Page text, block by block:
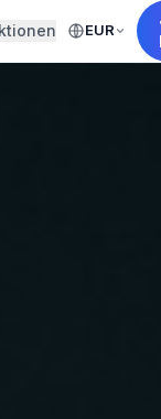
EUR